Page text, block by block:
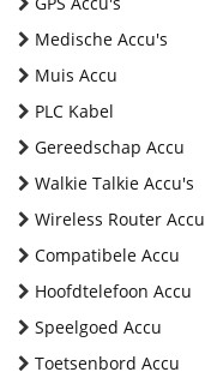
Medische Accu's
Muis Accu
PLC Kabel
Gereedschap Accu
Walkie Talkie Accu's
Wireless Router Accu
Compatibele Accu
Hoofdtelefoon Accu
Speelgoed Accu
Toetsenbord Accu